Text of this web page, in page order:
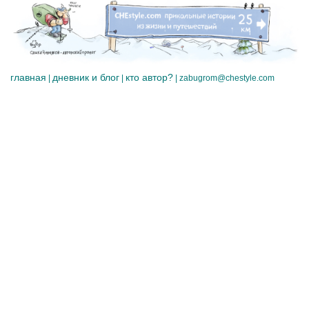
главная | дневник и блог | кто автор? | zabugrom@chestyle.com